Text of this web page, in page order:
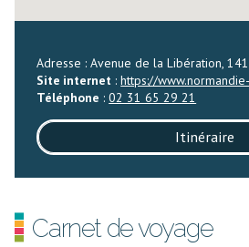
Adresse : Avenue de la Libération,
Site internet :https://
Téléphone :02 31 65 29 21
Itinéraire
Carnet de voyage